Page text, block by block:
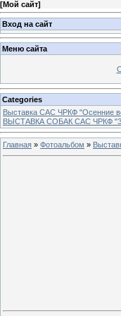
[Мой сайт]
Вход на сайт
Меню сайта
Categories
Выставка САС ЧРКФ "Осенние
ВЫСТАВКА СОБАК САС ЧРКФ
Главная » Фотоальбом »